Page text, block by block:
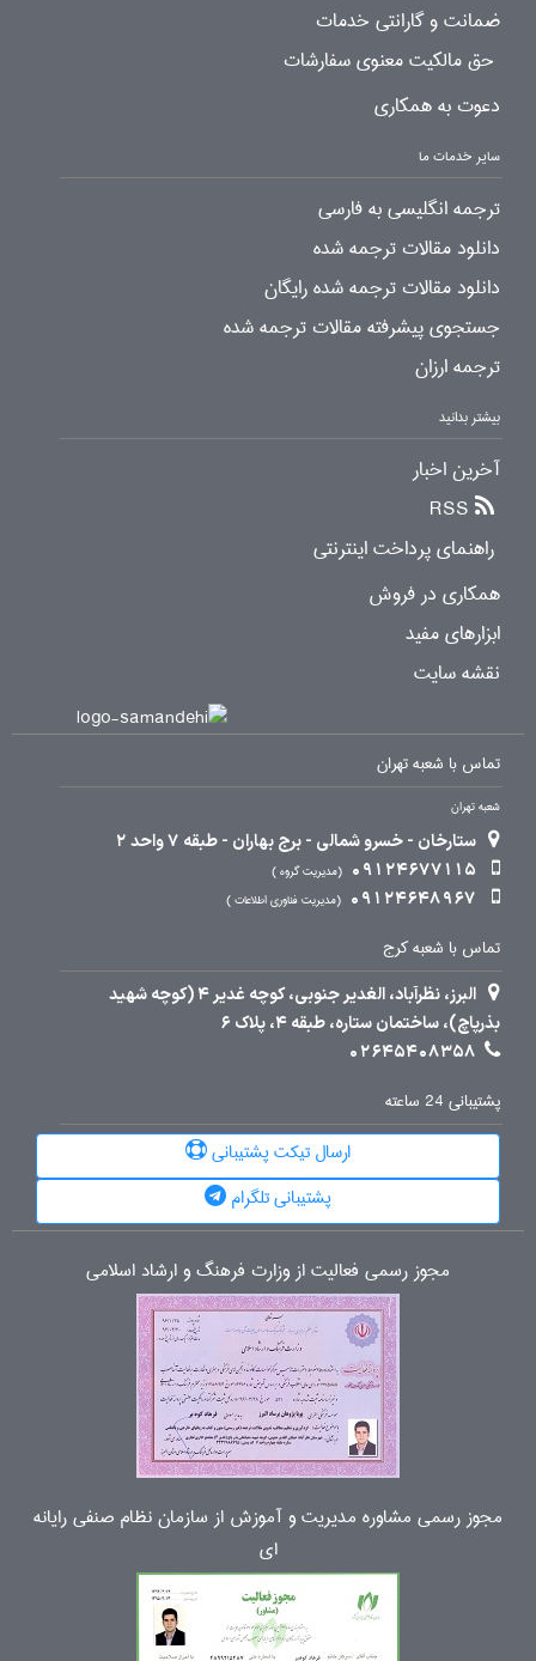
ضمانت و گارانتی خدمات
حق مالکیت معنوی سفارشات
دعوت به همکاری
سایر خدمات ما
ترجمه انگلیسی به فارسی
دانلود مقالات ترجمه شده
دانلود مقالات ترجمه شده رایگان
جستجوی پیشرفته مقالات ترجمه شده
ترجمه ارزان
بیشتر بدانید
آخرین اخبار
RSS
راهنمای پرداخت اینترنتی
همکاری در فروش
ابزارهای مفید
نقشه سایت
تماس با شعبه تهران
شعبه تهران
ستارخان - خسرو شمالی - برج بهاران - طبقه 7 واحد 2
09124677115
مدیریت گروه
09124648967 مدیریت فناوری اطلاعات
تماس با شعبه کرج
البرز، نظرآباد، الغدیر جنوبی، کوچه غدیر 4 (کوچه شهید
بذرپاچ)، ساختمان ستاره، طبقه 4، پلاک 6
02645408358
پشتیبانی 24 ساعته
ارسال تیکت پشتیبانی
پشتیبانی تلگرام
مجوز رسمی فعالیت از وزارت فرهنگ و ارشاد اسلامی
مجوز رسمی مشاوره مدیریت و آموزش از سازمان نظام صنفی رایانه
ای